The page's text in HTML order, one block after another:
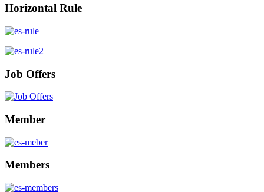
Horizontal Rule
Job Offers
Member
Members